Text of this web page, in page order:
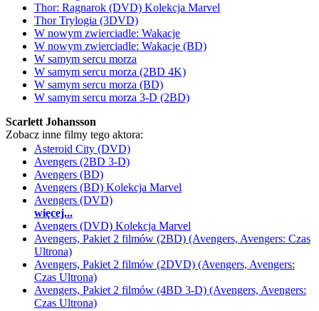
Thor: Ragnarok (DVD) Kolekcja Marvel
Thor Trylogia (3DVD)
W nowym zwierciadle: Wakacje
W nowym zwierciadle: Wakacje (BD)
W samym sercu morza
W samym sercu morza (2BD 4K)
W samym sercu morza (BD)
W samym sercu morza 3-D (2BD)
Scarlett Johansson
Zobacz inne filmy tego aktora:
Asteroid City (DVD)
Avengers (2BD 3-D)
Avengers (BD)
Avengers (BD) Kolekcja Marvel
Avengers (DVD)
więcej...
Avengers (DVD) Kolekcja Marvel
Avengers, Pakiet 2 filmów (2BD) (Avengers, Avengers: Czas
Ultrona)
Avengers, Pakiet 2 filmów (2DVD) (Avengers, Avengers:
Czas Ultrona)
Avengers, Pakiet 2 filmów (4BD 3-D) (Avengers, Avengers:
Czas Ultrona)